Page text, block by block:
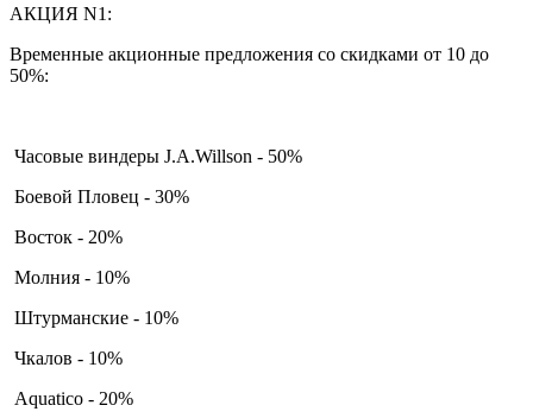
АКЦИЯ N1:
Временные акционные предложения со скидками от 10 до
50%:
Часовые виндеры J.A.Willson - 50%
Боевой Пловец - 30%
Восток - 20%
Молния - 10%
Штурманские - 10%
Чкалов - 10%
Aquatico - 20%